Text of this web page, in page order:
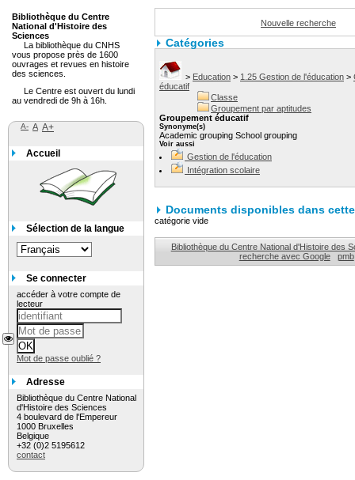
Nouvelle recherche
Catégories
> Education > 1.25 Gestion de l'éducation >
éducatif
Classe
Groupement par aptitudes
Groupement éducatif
Synonyme(s)
Academic grouping School grouping
Voir aussi
Gestion de l'éducation
Intégration scolaire
Documents disponibles dans
catégorie vide
Bibliothèque du Centre National d'Histoire des
recherche avec Google
pmb
Bibliothèque du Centre
National d'Histoire des
Sciences
La bibliothèque du CNHS
vous propose près de 1600
ouvrages et revues en histoire
des sciences.
Le Centre est ouvert du lundi
au vendredi de 9h à 16h.
A- A A+
Accueil
Sélection de la langue
Se connecter
accéder à votre compte de
lecteur
Mot de passe oublié ?
Adresse
Bibliothèque du Centre National
d'Histoire des Sciences
4 boulevard de l'Empereur
1000 Bruxelles
Belgique
+32 (0)2 5195612
contact